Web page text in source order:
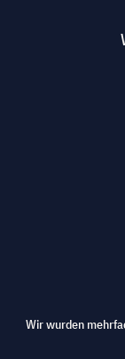
Wir wurden